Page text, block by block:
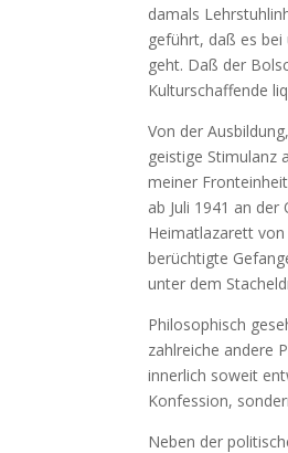
damals
geführt, daß es
geht. Daß der
Kulturschaffende
Von der
geistige Stimulanz
meiner
ab Juli 1941 an
Heimatlazarett
berüchtigte
unter dem
Philosophisch
zahlreiche andere
innerlich soweit
Konfession,
Neben der